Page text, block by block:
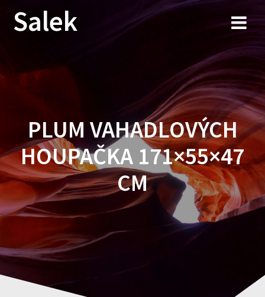
Przejdź
do
Salek
PLUM VAHADLOVÝCH
HOUPAČKA 171×55×47
CM